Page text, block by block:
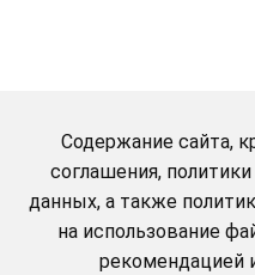
Содержание сайта,
соглашения,
данных, а также
на использование
рекомендацией